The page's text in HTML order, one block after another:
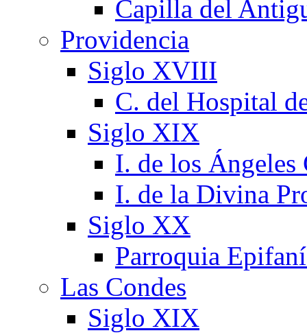
Capilla del
Providencia
Siglo XVIII
C. del Hospital
Siglo XIX
I. de los Ángeles
I. de la Divina
Siglo XX
Parroquia
Las Condes
Siglo XIX